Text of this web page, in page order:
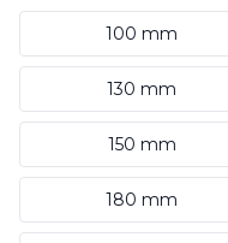
100 mm
130 mm
150 mm
180 mm